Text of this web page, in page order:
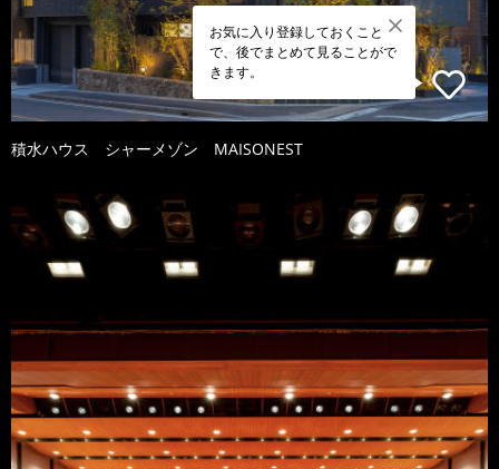
お気に入り登録しておくこと
で、後でまとめて見ることがで
きます。
積水ハウス シャーメゾン MAISONEST